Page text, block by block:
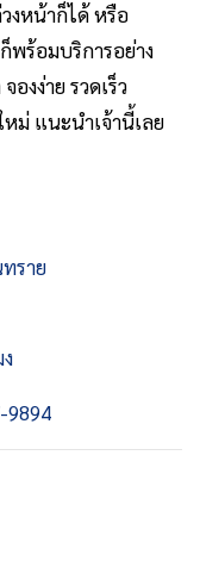
งหน้าก็ได้ หรือ
พร้อมบริการอย่าง
องง่าย รวดเร็ว
หม่ แนะนําเจ้านี้เลย
ราย
9894